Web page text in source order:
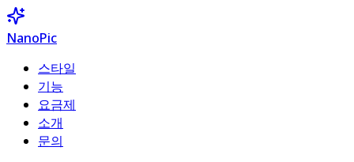
NanoPic
스타일
기능
요금제
소개
문의